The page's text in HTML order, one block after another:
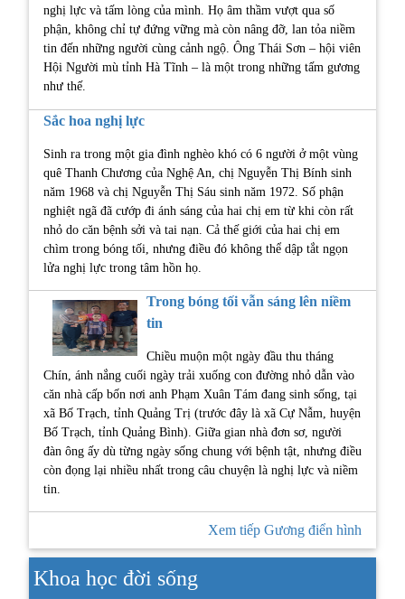
nghị lực và tấm lòng của mình. Họ âm thầm vượt qua số
phận, không chỉ tự đứng vững mà còn nâng đỡ, lan tỏa niềm
tin đến những người cùng cảnh ngộ. Ông Thái Sơn – hội viên
Hội Người mù tỉnh Hà Tĩnh – là một trong những tấm gương
như thế.
Sắc hoa nghị lực
Sinh ra trong một gia đình nghèo khó có 6 người ở một vùng
quê Thanh Chương của Nghệ An, chị Nguyễn Thị Bính sinh
năm 1968 và chị Nguyễn Thị Sáu sinh năm 1972. Số phận
nghiệt ngã đã cướp đi ánh sáng của hai chị em từ khi còn rất
nhỏ do căn bệnh sởi và tai nạn. Cả thế giới của hai chị em
chìm trong bóng tối, nhưng điều đó không thể dập tắt ngọn
lửa nghị lực trong tâm hồn họ.
Trong bóng tối vẫn sáng lên niềm
tin
Chiều muộn một ngày đầu thu tháng
Chín, ánh nắng cuối ngày trải xuống con đường nhỏ dẫn vào
căn nhà cấp bốn nơi anh Phạm Xuân Tám đang sinh sống, tại
xã Bố Trạch, tỉnh Quảng Trị (trước đây là xã Cự Nẫm, huyện
Bố Trạch, tỉnh Quảng Bình). Giữa gian nhà đơn sơ, người
đàn ông ấy dù từng ngày sống chung với bệnh tật, nhưng điều
còn đọng lại nhiều nhất trong câu chuyện là nghị lực và niềm
tin.
Xem tiếp Gương điển hình
Khoa học đời sống